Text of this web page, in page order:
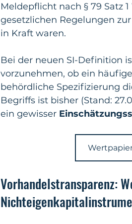
Meldepflicht nach § 79 Satz 1
gesetzlichen Regelungen
in Kraft waren.
Bei der neuen SI-Definition
vorzunehmen, ob ein
behördliche Spezifizierung
Begriffs ist bisher (Stand:
ein gewisser
Vorhandelstransparenz: